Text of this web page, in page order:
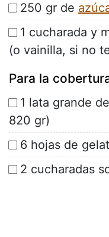
250 gr de
1 cucharada y
(o vainilla, si no
Para la
1 lata grande
820 gr)
6 hojas de
2 cucharadas